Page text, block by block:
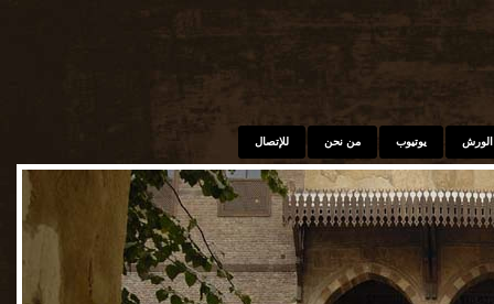
للإتصال من نحن يوتيوب الورش